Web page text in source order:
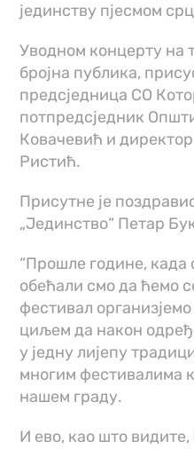
јединству пјесмом
Уводном концерту на
бројна публика,
предсједница СО
потпредсједник
Ковачевић и
Ристић.
Присутне је
„Јединство“ Петар
“Прошле године, када
обећали смо да ћемо
фестивал
циљем да након
у једну лијепу
многим фестивалима
нашем граду.
И ево, као што